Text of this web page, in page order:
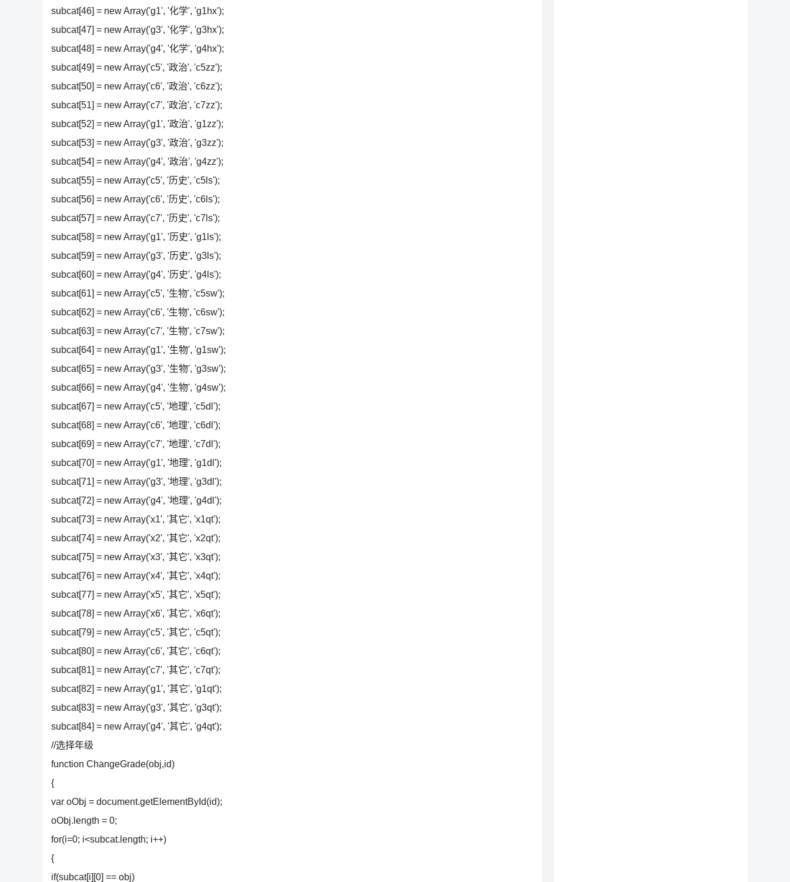
subcat[46] = new Array('g1', '化学', 'g1hx');
subcat[47] = new Array('g3', '化学', 'g3hx');
subcat[48] = new Array('g4', '化学', 'g4hx');
subcat[49] = new Array('c5', '政治', 'c5zz');
subcat[50] = new Array('c6', '政治', 'c6zz');
subcat[51] = new Array('c7', '政治', 'c7zz');
subcat[52] = new Array('g1', '政治', 'g1zz');
subcat[53] = new Array('g3', '政治', 'g3zz');
subcat[54] = new Array('g4', '政治', 'g4zz');
subcat[55] = new Array('c5', '历史', 'c5ls');
subcat[56] = new Array('c6', '历史', 'c6ls');
subcat[57] = new Array('c7', '历史', 'c7ls');
subcat[58] = new Array('g1', '历史', 'g1ls');
subcat[59] = new Array('g3', '历史', 'g3ls');
subcat[60] = new Array('g4', '历史', 'g4ls');
subcat[61] = new Array('c5', '生物', 'c5sw');
subcat[62] = new Array('c6', '生物', 'c6sw');
subcat[63] = new Array('c7', '生物', 'c7sw');
subcat[64] = new Array('g1', '生物', 'g1sw');
subcat[65] = new Array('g3', '生物', 'g3sw');
subcat[66] = new Array('g4', '生物', 'g4sw');
subcat[67] = new Array('c5', '地理', 'c5dl');
subcat[68] = new Array('c6', '地理', 'c6dl');
subcat[69] = new Array('c7', '地理', 'c7dl');
subcat[70] = new Array('g1', '地理', 'g1dl');
subcat[71] = new Array('g3', '地理', 'g3dl');
subcat[72] = new Array('g4', '地理', 'g4dl');
subcat[73] = new Array('x1', '其它', 'x1qt');
subcat[74] = new Array('x2', '其它', 'x2qt');
subcat[75] = new Array('x3', '其它', 'x3qt');
subcat[76] = new Array('x4', '其它', 'x4qt');
subcat[77] = new Array('x5', '其它', 'x5qt');
subcat[78] = new Array('x6', '其它', 'x6qt');
subcat[79] = new Array('c5', '其它', 'c5qt');
subcat[80] = new Array('c6', '其它', 'c6qt');
subcat[81] = new Array('c7', '其它', 'c7qt');
subcat[82] = new Array('g1', '其它', 'g1qt');
subcat[83] = new Array('g3', '其它', 'g3qt');
subcat[84] = new Array('g4', '其它', 'g4qt');
//选择年级
function ChangeGrade(obj,id)
{
var oObj = document.getElementById(id);
oObj.length = 0;
for(i=0; i<subcat.length; i++)
{
if(subcat[i][0] == obj)